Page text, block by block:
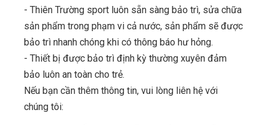
- Thiên Trường sport luôn sẵn sàng bảo trì, sửa chữa
sản phẩm trong phạm vi cả nước, sản phẩm sẽ được
bảo trì nhanh chóng khi có thông báo hư hỏng.
- Thiết bị được bảo trì định kỳ thường xuyên đảm
bảo luôn an toàn cho trẻ.
Nếu bạn cần thêm thông tin, vui lòng liên hệ với
chúng tôi: